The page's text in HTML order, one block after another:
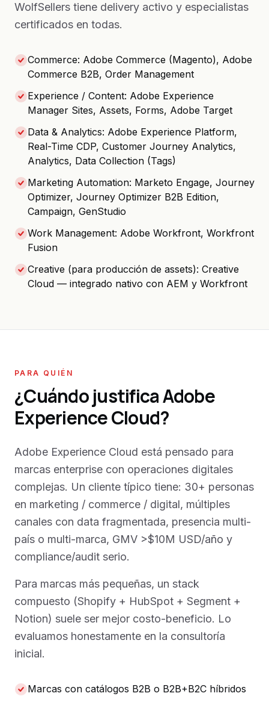
WolfSellers tiene delivery activo y especialistas
certificados en todas.
Commerce: Adobe Commerce (Magento), Adobe
Commerce B2B, Order Management
Experience / Content: Adobe Experience
Manager Sites, Assets, Forms, Adobe Target
Data & Analytics: Adobe Experience Platform,
Real-Time CDP, Customer Journey Analytics,
Analytics, Data Collection (Tags)
Marketing Automation: Marketo Engage, Journey
Optimizer, Journey Optimizer B2B Edition,
Campaign, GenStudio
Work Management: Adobe Workfront, Workfront
Fusion
Creative (para producción de assets): Creative
Cloud — integrado nativo con AEM y Workfront
PARA QUIÉN
¿Cuándo justifica Adobe
Experience Cloud?
Adobe Experience Cloud está pensado para
marcas enterprise con operaciones digitales
complejas. Un cliente típico tiene: 30+ personas
en marketing / commerce / digital, múltiples
canales con data fragmentada, presencia multi-
país o multi-marca, GMV >$10M USD/año y
compliance/audit serio.
Para marcas más pequeñas, un stack
compuesto (Shopify + HubSpot + Segment +
Notion) suele ser mejor costo-beneficio. Lo
evaluamos honestamente en la consultoría
inicial.
Marcas con catálogos B2B o B2B+B2C híbridos